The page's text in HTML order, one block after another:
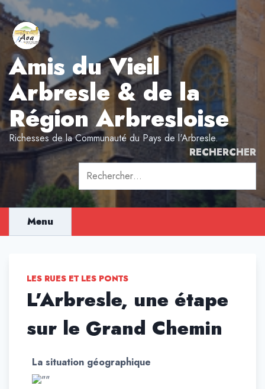
Aller
au
contenu
Amis du Vieil
Arbresle & de la
Région Arbresloise
Richesses de la Communauté du Pays de l'Arbresle.
RECHERCHER
Rechercher :
Menu
LES RUES ET LES PONTS
L’Arbresle, une étape
sur le Grand Chemin
La situation géographique